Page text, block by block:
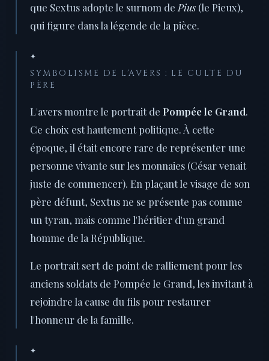
que Sextus adopte le surnom de Pius (le Pieux),
qui figure dans la légende de la pièce.
✦
SYMBOLISME DE L'AVERS : LE CULTE DU
PÈRE
L'avers montre le portrait de Pompée le Grand.
Ce choix est hautement politique. À cette
époque, il était encore rare de représenter une
personne vivante sur les monnaies (César venait
juste de commencer). En plaçant le visage de son
père défunt, Sextus ne se présente pas comme
un tyran, mais comme l'héritier d'un grand
homme de la République.
Le portrait sert de point de ralliement pour les
anciens soldats de Pompée le Grand, les invitant à
rejoindre la cause du fils pour restaurer
l'honneur de la famille.
✦